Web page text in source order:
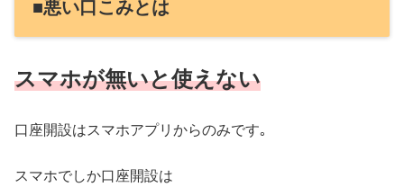
■悪い口こみとは
スマホが無いと使えない
口座開設はスマホアプリからのみです｡
スマホでしか口座開設は